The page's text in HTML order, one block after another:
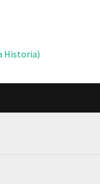
Historia)